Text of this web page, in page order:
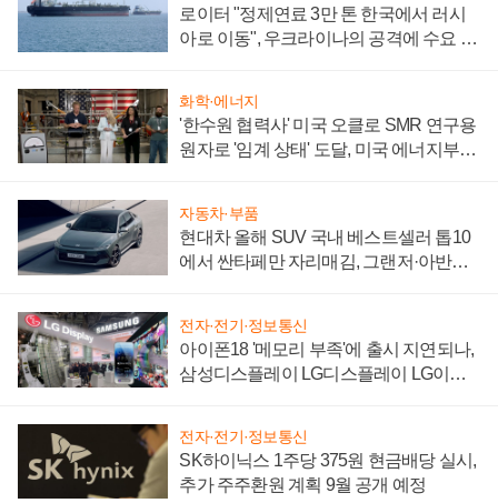
로이터 "정제연료 3만 톤 한국에서 러시
아로 이동", 우크라이나의 공격에 수요 늘
화학·에너지
'한수원 협력사' 미국 오클로 SMR 연구용
원자로 '임계 상태' 도달, 미국 에너지부
자동차·부품
현대차 올해 SUV 국내 베스트셀러 톱10
에서 싼타페만 자리매김, 그랜저·아반떼
전자·전기·정보통신
아이폰18 '메모리 부족'에 출시 지연되나,
삼성디스플레이 LG디스플레이 LG이노
전자·전기·정보통신
SK하이닉스 1주당 375원 현금배당 실시,
추가 주주환원 계획 9월 공개 예정